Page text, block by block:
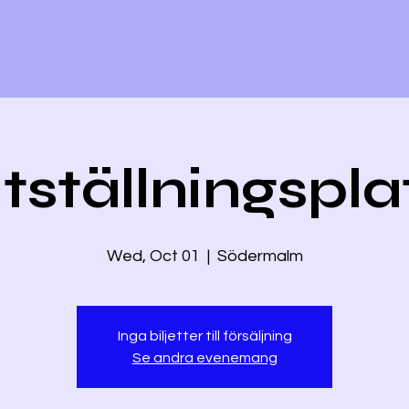
Wed, Oct 01
  |
Södermalm
Inga biljetter till försäljning
Se andra evenemang